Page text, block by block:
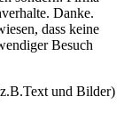
Danke.
dass keine
Besuch
und Bilder)